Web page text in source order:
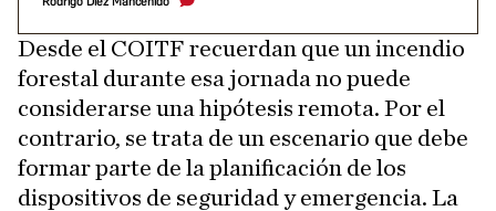
Desde el COITF recuerdan que un incendio
forestal durante esa jornada no puede
considerarse una hipótesis remota. Por el
contrario, se trata de un escenario que debe
formar parte de la planificación de los
dispositivos de seguridad y emergencia. La